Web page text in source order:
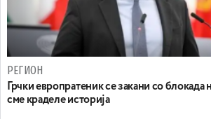
РЕГИОН
Грчки европратеник се закани со блокада
сме краделе историја